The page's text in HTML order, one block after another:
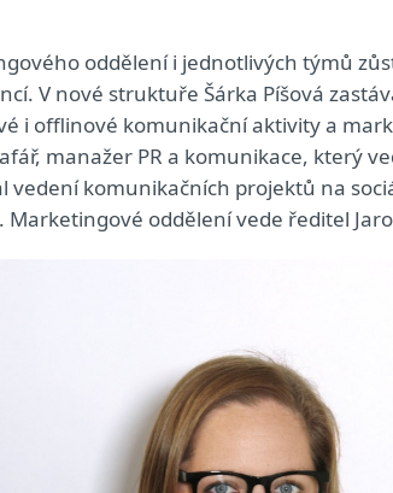
oddělení i jednotlivých týmů
V nové struktuře Šárka Píšová
i offlinové komunikační aktivity a
manažer PR a komunikace, který
vedení komunikačních projektů na
oddělení vede ředitel